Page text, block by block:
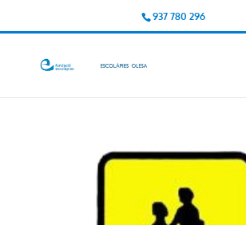
937 780 296